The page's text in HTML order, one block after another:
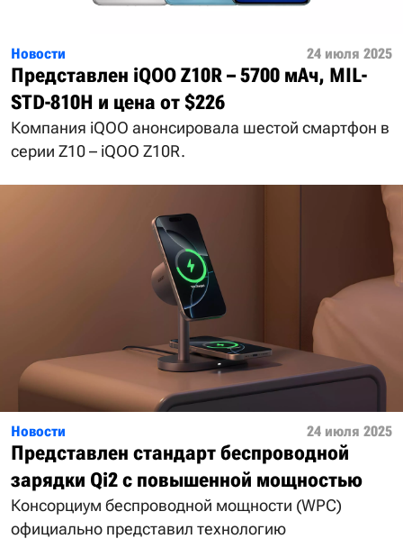
Новости 24 июля 2025
Представлен iQOO Z10R – 5700 мАч, MIL-
STD-810H и цена от $226
Компания iQOO анонсировала шестой смартфон в
серии Z10 – iQOO Z10R.
Новости 24 июля 2025
Представлен стандарт беспроводной
зарядки Qi2 с повышенной мощностью
Консорциум беспроводной мощности (WPC)
официально представил технологию